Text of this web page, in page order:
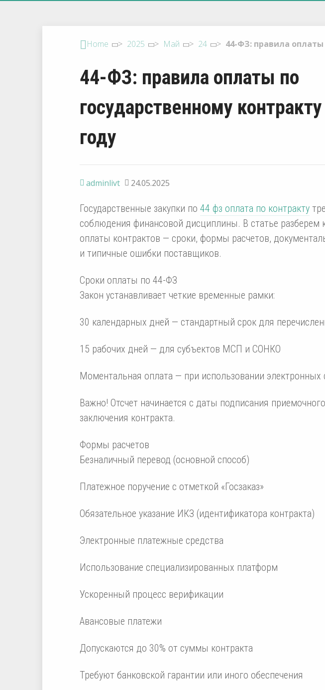
Home > 2025 > Май > 24 > 44-ФЗ: правила оплаты
44-ФЗ: правила оплаты по
государственному
году
adminlivt 24.05.2025
Государственные закупки по 44 фз оплата по контракту
соблюдения финансовой дисциплины. В статье разберем
оплаты контрактов — сроки, формы расчетов,
и типичные ошибки поставщиков.
Сроки оплаты по 44-ФЗ
Закон устанавливает четкие временные рамки:
30 календарных дней — стандартный срок для
15 рабочих дней — для субъектов МСП и СОНКО
Моментальная оплата — при использовании электронных
Важно! Отсчет начинается с даты подписания
заключения контракта.
Формы расчетов
Безналичный перевод (основной способ)
Платежное поручение с отметкой «Госзаказ»
Обязательное указание ИКЗ (идентификатора контракта)
Электронные платежные средства
Использование специализированных платформ
Ускоренный процесс верификации
Авансовые платежи
Допускаются до 30% от суммы контракта
Требуют банковской гарантии или иного обеспечения